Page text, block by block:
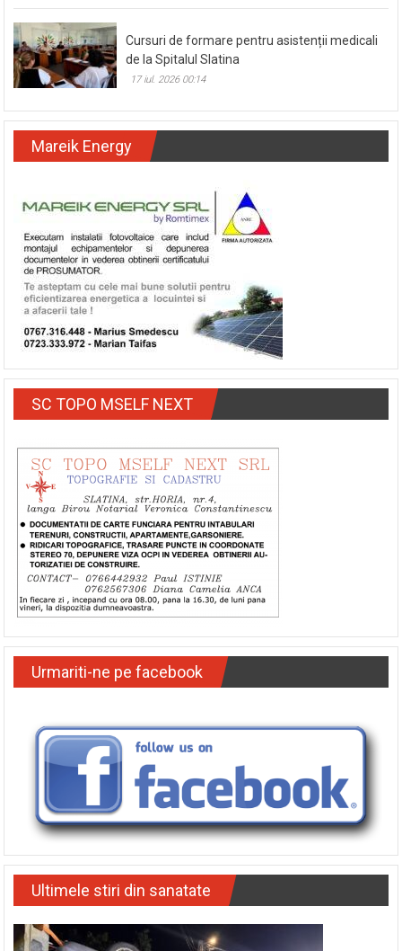
Cursuri de formare pentru asistenții medicali
de la Spitalul Slatina
17 iul. 2026 00:14
Mareik Energy
SC TOPO MSELF NEXT
Urmariti-ne pe facebook
Ultimele stiri din sanatate